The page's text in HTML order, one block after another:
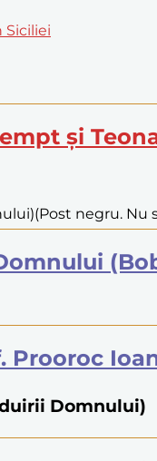
Siciliei
și
(Post negru. Nu
Prooroc
Domnului)